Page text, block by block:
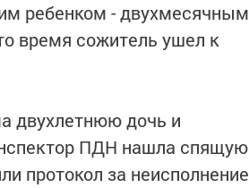
ребенком - двухмесячным
время сожитель ушел к
двухлетнюю дочь и
ПДН нашла спящую
протокол за неисполнение